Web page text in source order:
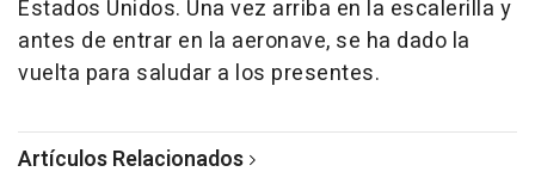
Estados Unidos. Una vez arriba en la escalerilla y
antes de entrar en la aeronave, se ha dado la
vuelta para saludar a los presentes.
Artículos Relacionados